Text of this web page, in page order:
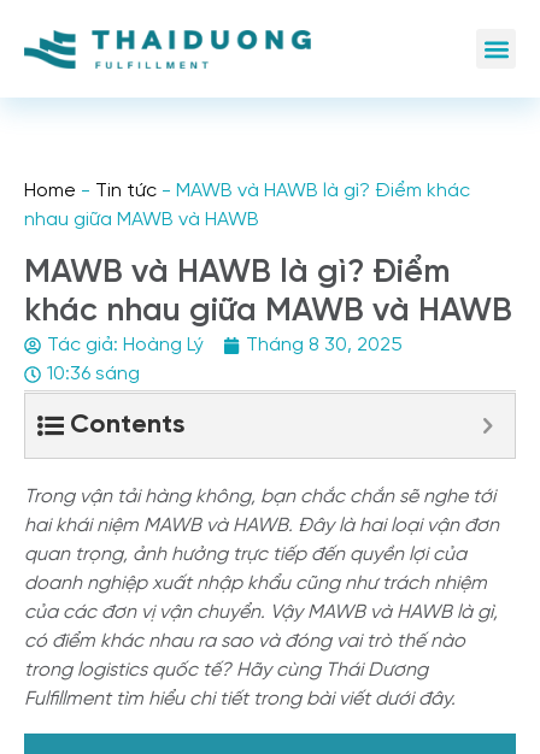
Home - Tin tức - MAWB và HAWB là gì? Điểm khác
nhau giữa MAWB và HAWB
MAWB và HAWB là gì? Điểm
khác nhau giữa MAWB và HAWB
Tác giả: Hoàng Lý
Tháng 8 30, 2025
10:36 sáng
Contents
Trong vận tải hàng không, bạn chắc chắn sẽ nghe tới
hai khái niệm MAWB và HAWB. Đây là hai loại vận đơn
quan trọng, ảnh hưởng trực tiếp đến quyền lợi của
doanh nghiệp xuất nhập khẩu cũng như trách nhiệm
của các đơn vị vận chuyển. Vậy MAWB và HAWB là gì,
có điểm khác nhau ra sao và đóng vai trò thế nào
trong logistics quốc tế? Hãy cùng Thái Dương
Fulfillment tìm hiểu chi tiết trong bài viết dưới đây.